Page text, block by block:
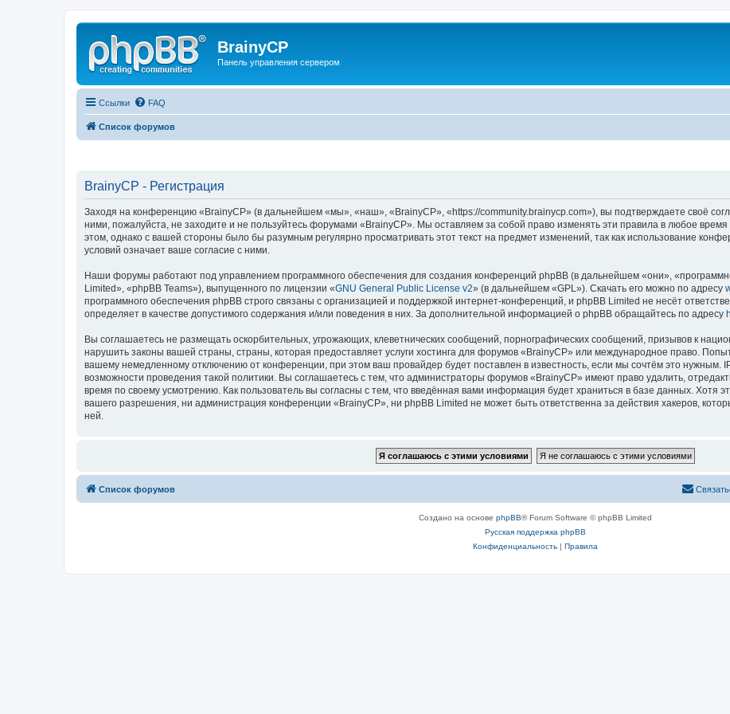
BrainyCP
Панель управления сервером
Ссылки FAQ
Список форумов
BrainyCP - Регистрация
Заходя на конференцию «BrainyCP» (в дальнейшем «мы», «наш», «BrainyCP», «https://community.brainycp.com»), вы подтверждаете своё
ними, пожалуйста, не заходите и не пользуйтесь форумами «BrainyCP». Мы оставляем за собой право изменять эти правила в любое
этом, однако с вашей стороны было бы разумным регулярно просматривать этот текст на предмет изменений, так как использование
условий означает ваше согласие с ними.
Наши форумы работают под управлением программного обеспечения для создания конференций phpBB (в дальнейшем «они»,
Limited», «phpBB Teams»), выпущенного по лицензии «GNU General Public License v2» (в дальнейшем «GPL»). Скачать его можно по адресу
программного обеспечения phpBB строго связаны с организацией и поддержкой интернет-конференций, и phpBB Limited не несёт
определяет в качестве допустимого содержания и/или поведения в них. За дополнительной информацией о phpBB обращайтесь по адресу
Вы соглашаетесь не размещать оскорбительных, угрожающих, клеветнических сообщений, порнографических сообщений, призывов к
нарушить законы вашей страны, страны, которая предоставляет услуги хостинга для форумов «BrainyCP» или международное право.
вашему немедленному отключению от конференции, при этом ваш провайдер будет поставлен в известность, если мы сочтём это нужным.
возможности проведения такой политики. Вы соглашаетесь с тем, что администраторы форумов «BrainyCP» имеют право удалить,
время по своему усмотрению. Как пользователь вы согласны с тем, что введённая вами информация будет храниться в базе данных. Хотя
вашего разрешения, ни администрация конференции «BrainyCP», ни phpBB Limited не может быть ответственна за действия хакеров,
ней.
Список форумов
Создано на основе phpBB® Forum Software © phpBB Limited
Русская поддержка phpBB
Конфиденциальность| Правила